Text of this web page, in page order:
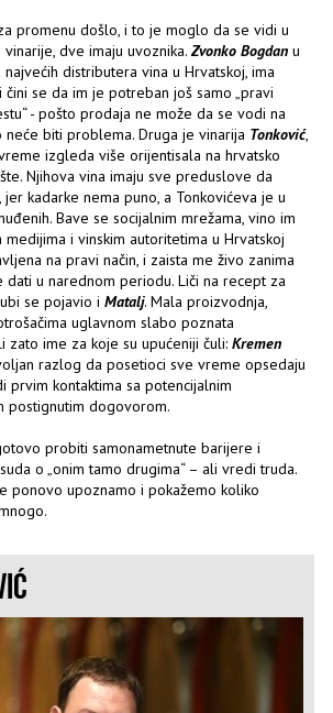
promenu došlo, i to je moglo da se vidi u
vinarije, dve imaju uvoznika.Zvonko Bogdan u
distributera vina u Hrvatskoj, ima
se da im je potreban još samo „pravi
- pošto prodaja ne može da se vodi na
neće biti problema. Druga je vinarija Tonković,
izgleda više orijentisala na hrvatsko
Njihova vina imaju sve preduslove da
kadarke nema puno, a Tonkovićeva je u
Bave se socijalnim mrežama, vino im
i vinskim autoritetima u Hrvatskoj
na pravi način, i zaista me živo zanima
u narednom periodu. Liči na recept za
se pojavio iMatalj. Mala proizvodnja,
uglavnom slabo poznata
zato ime za koje su upućeniji čuli:Kremen
razlog da posetioci sve vreme opsedaju
prvim kontaktima sa potencijalnim
postignutim dogovorom.
probiti samonametnute barijere i
o „onim tamo drugima“ – ali vredi truda.
ponovo upoznamo i pokažemo koliko